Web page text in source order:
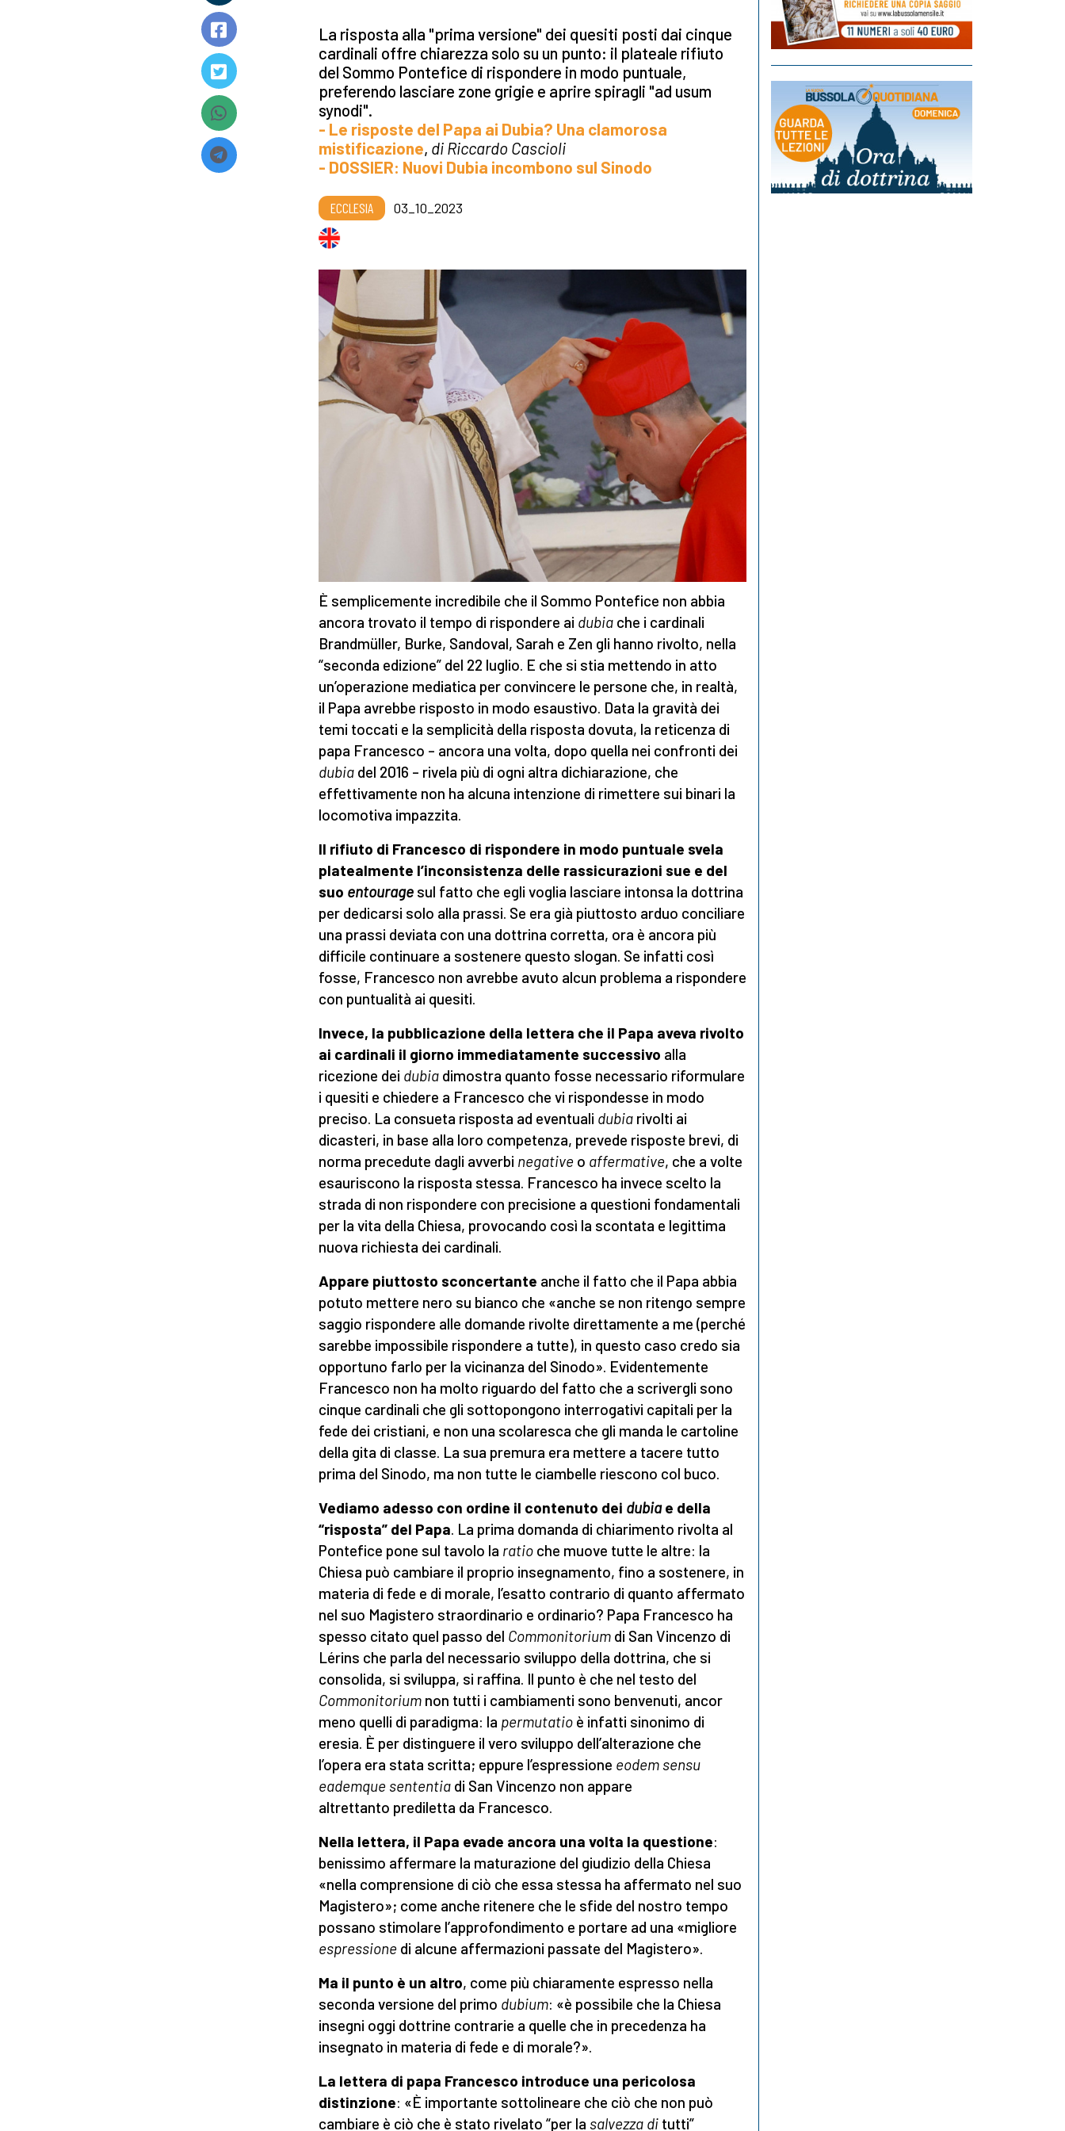
La risposta alla "prima versione" dei quesiti posti dai cinque
cardinali offre chiarezza solo su un punto: il plateale rifiuto
del Sommo Pontefice di rispondere in modo puntuale,
preferendo lasciare zone grigie e aprire spiragli "ad usum
synodi".
- Le risposte del Papa ai Dubia? Una clamorosa
mistificazione, di Riccardo Cascioli
- DOSSIER: Nuovi Dubia incombono sul Sinodo
ECCLESIA 03_10_2023
È semplicemente incredibile che il Sommo Pontefice non abbia
ancora trovato il tempo di rispondere ai dubia che i cardinali
Brandmüller, Burke, Sandoval, Sarah e Zen gli hanno rivolto, nella
“seconda edizione” del 22 luglio. E che si stia mettendo in atto
un’operazione mediatica per convincere le persone che, in realtà,
il Papa avrebbe risposto in modo esaustivo. Data la gravità dei
temi toccati e la semplicità della risposta dovuta, la reticenza di
papa Francesco – ancora una volta, dopo quella nei confronti dei
dubia del 2016 – rivela più di ogni altra dichiarazione, che
effettivamente non ha alcuna intenzione di rimettere sui binari la
locomotiva impazzita.
Il rifiuto di Francesco di rispondere in modo puntuale svela
platealmente l’inconsistenza delle rassicurazioni sue e del
suo entourage sul fatto che egli voglia lasciare intonsa la dottrina
per dedicarsi solo alla prassi. Se era già piuttosto arduo conciliare
una prassi deviata con una dottrina corretta, ora è ancora più
difficile continuare a sostenere questo slogan. Se infatti così
fosse, Francesco non avrebbe avuto alcun problema a rispondere
con puntualità ai quesiti.
Invece, la pubblicazione della lettera che il Papa aveva rivolto
ai cardinali il giorno immediatamente successivo alla
ricezione dei dubia dimostra quanto fosse necessario riformulare
i quesiti e chiedere a Francesco che vi rispondesse in modo
preciso. La consueta risposta ad eventuali dubia rivolti ai
dicasteri, in base alla loro competenza, prevede risposte brevi, di
norma precedute dagli avverbi negative o affermative, che a volte
esauriscono la risposta stessa. Francesco ha invece scelto la
strada di non rispondere con precisione a questioni fondamentali
per la vita della Chiesa, provocando così la scontata e legittima
nuova richiesta dei cardinali.
Appare piuttosto sconcertante anche il fatto che il Papa abbia
potuto mettere nero su bianco che «anche se non ritengo sempre
saggio rispondere alle domande rivolte direttamente a me (perché
sarebbe impossibile rispondere a tutte), in questo caso credo sia
opportuno farlo per la vicinanza del Sinodo». Evidentemente
Francesco non ha molto riguardo del fatto che a scrivergli sono
cinque cardinali che gli sottopongono interrogativi capitali per la
fede dei cristiani, e non una scolaresca che gli manda le cartoline
della gita di classe. La sua premura era mettere a tacere tutto
prima del Sinodo, ma non tutte le ciambelle riescono col buco.
Vediamo adesso con ordine il contenuto dei dubiae della
“risposta” del Papa. La prima domanda di chiarimento rivolta al
Pontefice pone sul tavolo la ratio che muove tutte le altre: la
Chiesa può cambiare il proprio insegnamento, fino a sostenere, in
materia di fede e di morale, l’esatto contrario di quanto affermato
nel suo Magistero straordinario e ordinario? Papa Francesco ha
spesso citato quel passo del Commonitorium di San Vincenzo di
Lérins che parla del necessario sviluppo della dottrina, che si
consolida, si sviluppa, si raffina. Il punto è che nel testo del
Commonitorium non tutti i cambiamenti sono benvenuti, ancor
meno quelli di paradigma: la permutatio è infatti sinonimo di
eresia. È per distinguere il vero sviluppo dell’alterazione che
l’opera era stata scritta; eppure l’espressione eodem sensu
eademque sententia di San Vincenzo non appare
altrettanto prediletta da Francesco.
Nella lettera, il Papa evade ancora una volta la questione:
benissimo affermare la maturazione del giudizio della Chiesa
«nella comprensione di ciò che essa stessa ha affermato nel suo
Magistero»; come anche ritenere che le sfide del nostro tempo
possano stimolare l’approfondimento e portare ad una «migliore
espressione di alcune affermazioni passate del Magistero».
Ma il punto è un altro, come più chiaramente espresso nella
seconda versione del primo dubium: «è possibile che la Chiesa
insegni oggi dottrine contrarie a quelle che in precedenza ha
insegnato in materia di fede e di morale?».
La lettera di papa Francesco introduce una pericolosa
distinzione: «È importante sottolineare che ciò che non può
cambiare è ciò che è stato rivelato “per la salvezza di tutti”